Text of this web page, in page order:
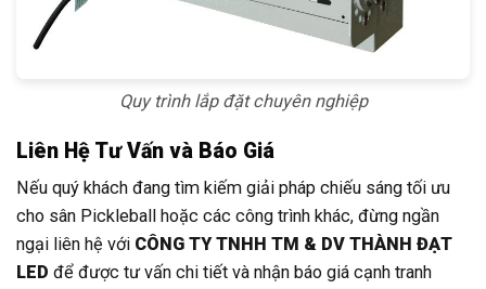
Quy trình lắp đặt chuyên nghiệp
Liên Hệ Tư Vấn và Báo Giá
Nếu quý khách đang tìm kiếm giải pháp chiếu sáng tối ưu
cho sân Pickleball hoặc các công trình khác, đừng ngần
ngại liên hệ với CÔNG TY TNHH TM & DV THÀNH ĐẠT
LED để được tư vấn chi tiết và nhận báo giá cạnh tranh